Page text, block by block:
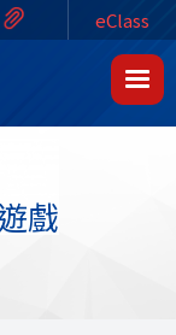
eClass
戲